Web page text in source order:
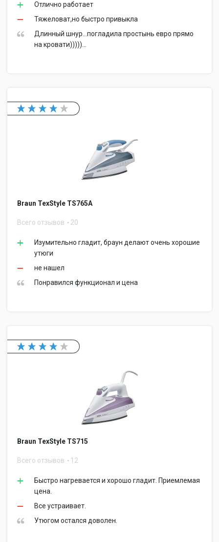
Отлично работает
Тяжеловат,но быстро привыкла
Длинный шнур...погладила простынь евро прямо
на кровати)))))...
Braun TexStyle TS765A
Всего отзывов 20
Изумительно гладит, браун делают очень хорошие
утюги
не нашел
Понравился функционал и цена
Braun TexStyle TS715
Всего отзывов 12
Быстро нагревается и хорошо гладит. Приемлемая
цена.
Все устраивает.
Утюгом остался доволен.